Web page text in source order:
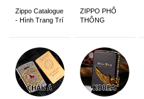
Zippo Catalogue
- Hình Trang Trí
ZIPPO PHỔ
THÔNG